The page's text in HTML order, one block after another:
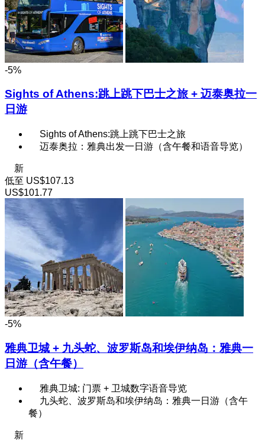
-5%
Sights of Athens:跳上跳下巴士之旅 + 迈泰奥拉一
日游
Sights of Athens:跳上跳下巴士之旅
迈泰奥拉：雅典出发一日游（含午餐和语音导览）
新
低至 US$107.13
US$101.77
-5%
雅典卫城 + 九头蛇、波罗斯岛和埃伊纳岛：雅典一
日游（含午餐）
雅典卫城: 门票 + 卫城数字语音导览
九头蛇、波罗斯岛和埃伊纳岛：雅典一日游（含午
餐）
新